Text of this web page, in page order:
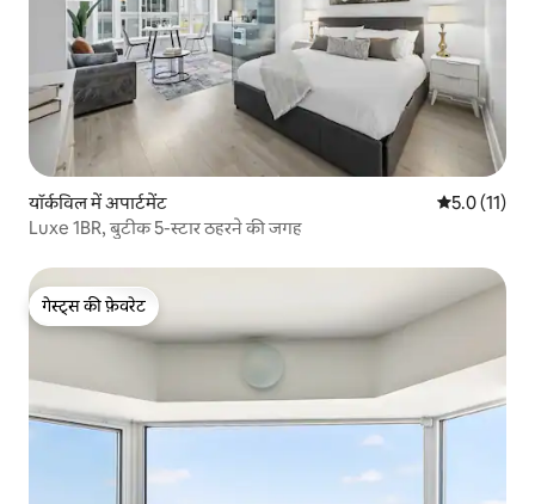
यॉर्कविल में अपार्टमेंट औसत रेटिंग 5
5.0 (11)
Luxe 1BR, बुटीक 5-स्टार ठहरने की जगह
गेस्ट्स की फ़ेवरेट
गेस्ट्स की फ़ेवरेट